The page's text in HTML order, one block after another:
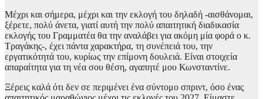
Mέχρι και σήμερα, μέχρι και την εκλογή του δηλαδή -αισθάνομαι,
ξέρετε, πολύ άνετα, γιατί αυτή την πολύ απαιτητική διαδικασία
εκλογής του Γραμματέα θα την αναλάβει για ακόμη μία φορά ο κ.
Τραγάκης-, έχει πάντα χαρακτήρα, τη συνέπειά του, την
εργατικότητά του, κυρίως την επίμονη δουλειά. Eίναι στοιχεία
απαραίτητα για τη νέα σου θέση, αγαπητέ μου Κωνσταντίνε.
Ξέρεις καλά ότι δεν σε περιμένει ένα σύντομο σπριντ, όσο ένας